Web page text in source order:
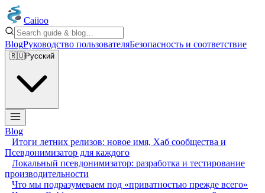
Caiioo
BlogРуководство пользователяБезопасность и соответствие
🇷🇺Русский
Blog
Итоги летних релизов: новое имя, Хаб сообщества и
Псевдонимизатор для каждого
Локальный псевдонимизатор: разработка и тестирование
производительности
Что мы подразумеваем под «приватностью прежде всего»